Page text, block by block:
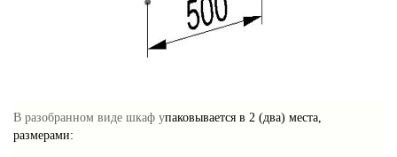
В разобранном виде шкаф упаковывается в 2 (два) места,
размерами: